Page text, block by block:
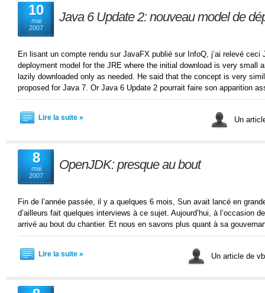
10
mai
2007
Java 6 Update 2: nouveau model de
En lisant un compte rendu sur JavaFX publié sur InfoQ, j’ai relevé
deployment model for the JRE where the initial download is very small
lazily downloaded only as needed. He said that the concept is very
proposed for Java 7. Or Java 6 Update 2 pourrait faire son apparition
Lire la suite » Un
8
mai
2007
OpenJDK: presque au bout
Fin de l’année passée, il y a quelques 6 mois, Sun avait lancé en
d’ailleurs fait quelques interviews à ce sujet. Aujourd’hui, à l’occasion
arrivé au bout du chantier. Et nous en savons plus quant à sa
Lire la suite » Un article de